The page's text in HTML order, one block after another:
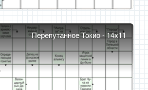
Перепутанное Токио - 14x11